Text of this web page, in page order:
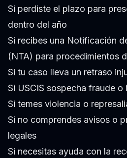
Si perdiste el plazo para
dentro del año
Si recibes una Notificación
(NTA) para procedimientos
Si tu caso lleva un retraso
Si USCIS sospecha fraude o
Si temes violencia o
Si no comprendes avisos o
legales
Si necesitas ayuda con la